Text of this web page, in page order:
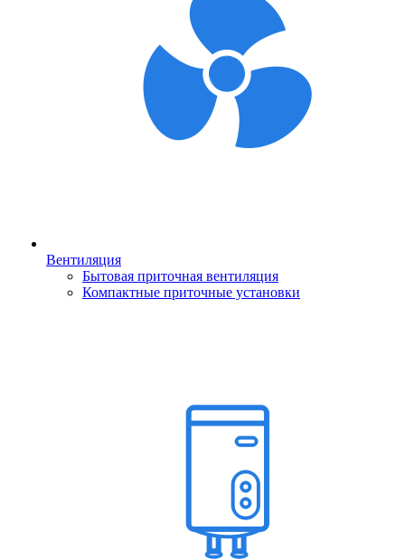
Вентиляция
Бытовая приточная вентиляция
Компактные приточные установки